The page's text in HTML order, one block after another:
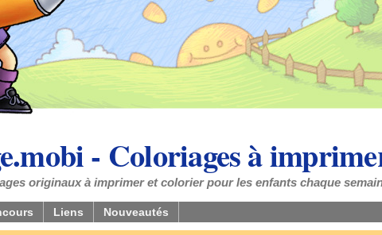
- Coloriages à
originaux à imprimer et colorier pour les enfants chaque
Liens Nouveautés